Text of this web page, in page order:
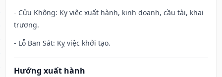
- Cửu Không: Kỵ việc xuất hành, kinh doanh, cầu tài, khai
trương.
- Lỗ Ban Sát: Kỵ việc khởi tạo.
Hướng xuất hành